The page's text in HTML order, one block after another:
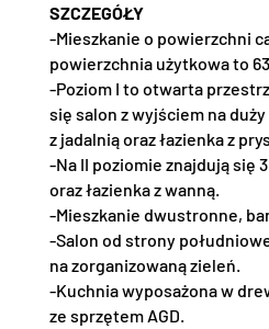
SZCZEGÓŁY
-Mieszkanie o powierzchni
powierzchnia użytkowa to
-Poziom I to otwarta
się salon z wyjściem na
z jadalnią oraz łazienka z
-Na II poziomie znajdują się
oraz łazienka z wanną.
-Mieszkanie dwustronne,
-Salon od strony
na zorganizowaną zieleń.
-Kuchnia wyposażona w
ze sprzętem AGD.